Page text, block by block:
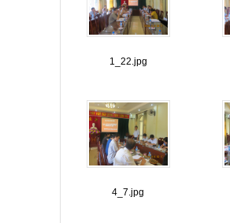
1_22.jpg
4_7.jpg